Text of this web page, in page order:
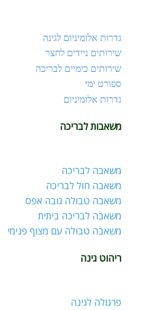
גדרות אלומיניום לגינה
שירותים ניידים לחצר
שירותים כימיים לבריכה
ספורט ימי
גדרות אלומיניום
משאבות לבריכה
משאבה לבריכה
משאבה חול לבריכה
משאבה טבולה גובה אפס
משאבה לבריכה ביתית
משאבה טבולה עם מצוף פנימי
ריהוט גינה
פרגולה לגינה